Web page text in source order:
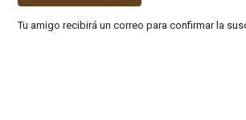
Tu amigo recibirá un correo para confirmar la